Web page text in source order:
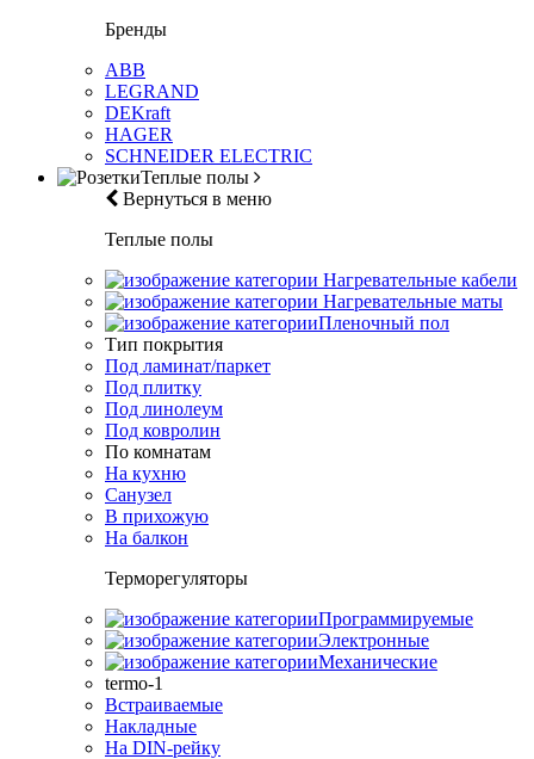
Бренды
ABB
LEGRAND
DEKraft
HAGER
SCHNEIDER ELECTRIC
Теплые полы
Вернуться в меню
Теплые полы
Нагревательные кабели
Нагревательные маты
Пленочный пол
Тип покрытия
Под ламинат/паркет
Под плитку
Под линолеум
Под ковролин
По комнатам
На кухню
Санузел
В прихожую
На балкон
Терморегуляторы
Программируемые
Электронные
Механические
termo-1
Встраиваемые
Накладные
На DIN-рейку